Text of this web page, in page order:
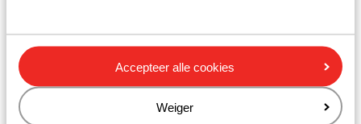
Accepteer alle cookies
Weiger
Verzekeringen regelen
Goed verzekerd en gerust
op vakantie